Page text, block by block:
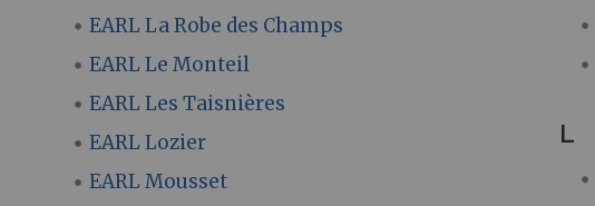
EARL La Robe des Champs
EARL Le Monteil
EARL Les Taisnières
EARL Lozier
EARL Mousset
L